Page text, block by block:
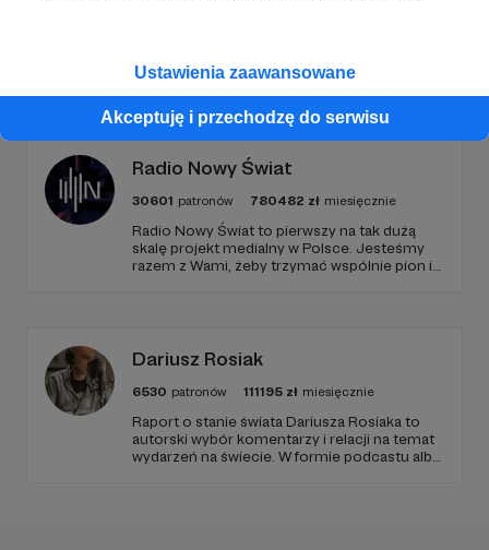
Ustawienia zaawansowane
Akceptuję i przechodzę do serwisu
Promowani autorzy
Radio Nowy Świat
30601 patronów 780482 zł miesięcznie
Radio Nowy Świat to pierwszy na tak dużą
skalę projekt medialny w Polsce. Jesteśmy
razem z Wami, żeby trzymać wspólnie pion i
Dariusz Rosiak
6530 patronów 111195 zł miesięcznie
Raport o stanie świata Dariusza Rosiaka to
autorski wybór komentarzy i relacji na temat
wydarzeń na świecie. W formie podcastu albo